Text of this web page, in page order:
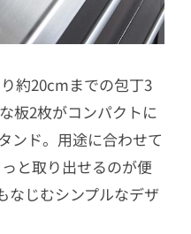
約20cmまでの包丁3
板2枚がコンパクトに
ンド。用途に合わせて
と取り出せるのが便
なじむシンプルなデザ